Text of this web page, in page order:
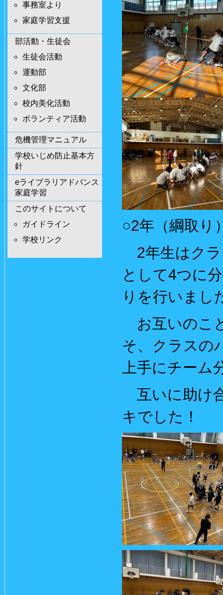
事務室より
家庭学習支援
部活動・生徒会
生徒会活動
運動部
文化部
校内美化活動
ボランティア活動
危機管理マニュアル
学校いじめ防止基本方
針
eライブラリアドバンス
家庭学習
このサイトについて
ガイドライン
学校リンク
○2年（綱取り
2年生はクラ
として4つに
りを行いまし
お互いのこ
そ、クラスの
上手にチー
互いに助け
キでした！